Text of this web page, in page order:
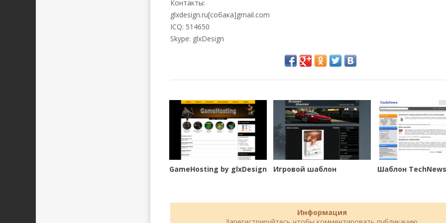
Контакты:
glxdesign.ru[собака]gmail.com
ICQ: 514650
Skype: glxDesign
GameHosting by glxDesign Игровой шаблон Шаблон TechNews
Информация